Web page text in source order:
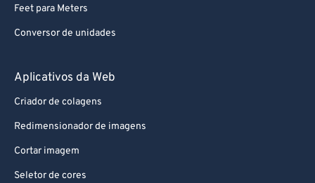
Feet para Meters
Conversor de unidades
Aplicativos da Web
Criador de colagens
Redimensionador de imagens
Cortar imagem
Seletor de cores